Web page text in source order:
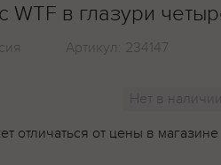
WTF в глазури
Артикул: 234147
Нет в наличии
отличаться от цены в магазине